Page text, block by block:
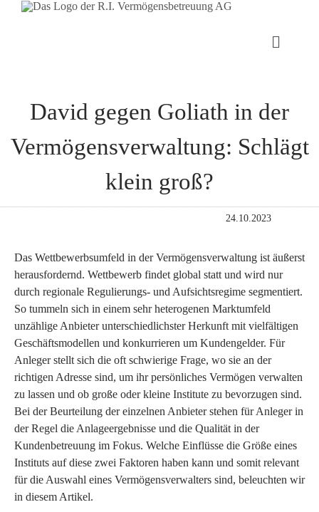
Toggle
David gegen Goliath in der
Vermögensverwaltung: Schlägt
klein groß?
24.10.2023
Das Wettbewerbsumfeld in der Vermögensverwaltung ist äußerst
herausfordernd. Wettbewerb findet global statt und wird nur
durch regionale Regulierungs- und Aufsichtsregime segmentiert.
So tummeln sich in einem sehr heterogenen Marktumfeld
unzählige Anbieter unterschiedlichster Herkunft mit vielfältigen
Geschäftsmodellen und konkurrieren um Kundengelder. Für
Anleger stellt sich die oft schwierige Frage, wo sie an der
richtigen Adresse sind, um ihr persönliches Vermögen verwalten
zu lassen und ob große oder kleine Institute zu bevorzugen sind.
Bei der Beurteilung der einzelnen Anbieter stehen für Anleger in
der Regel die Anlageergebnisse und die Qualität in der
Kundenbetreuung im Fokus. Welche Einflüsse die Größe eines
Instituts auf diese zwei Faktoren haben kann und somit relevant
für die Auswahl eines Vermögensverwalters sind, beleuchten wir
in diesem Artikel.